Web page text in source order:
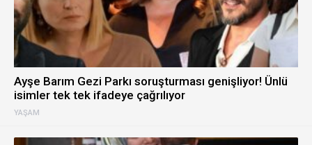
YAŞAM
Ayşe Barım Gezi Parkı soruşturması genişliyor! Ünlü
isimler tek tek ifadeye çağrılıyor